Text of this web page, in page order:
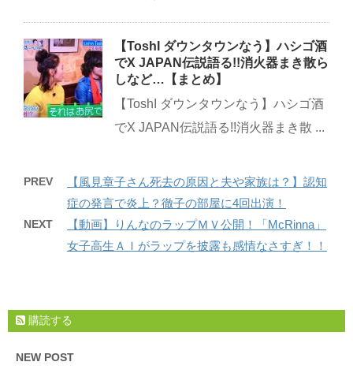
【ToshI ダウンタウンなう】ハシゴ酒
でX JAPAN伝説語る!!消火器まき散ら
しなど…【まとめ】
【ToshI ダウンタウンなう】ハシゴ酒
でX JAPAN伝説語る!!消火器まき散 ...
PREV
【風見章子さん死去の原因と夫や家族は？】認知
症の発言で炎上？徹子の部屋に4回出演！
NEXT
【動画】りんなのラップＭＶ公開！「McRinna」
女子高生ＡＩがラップを披露も感情なさすぎ！！
購読する
NEW POST